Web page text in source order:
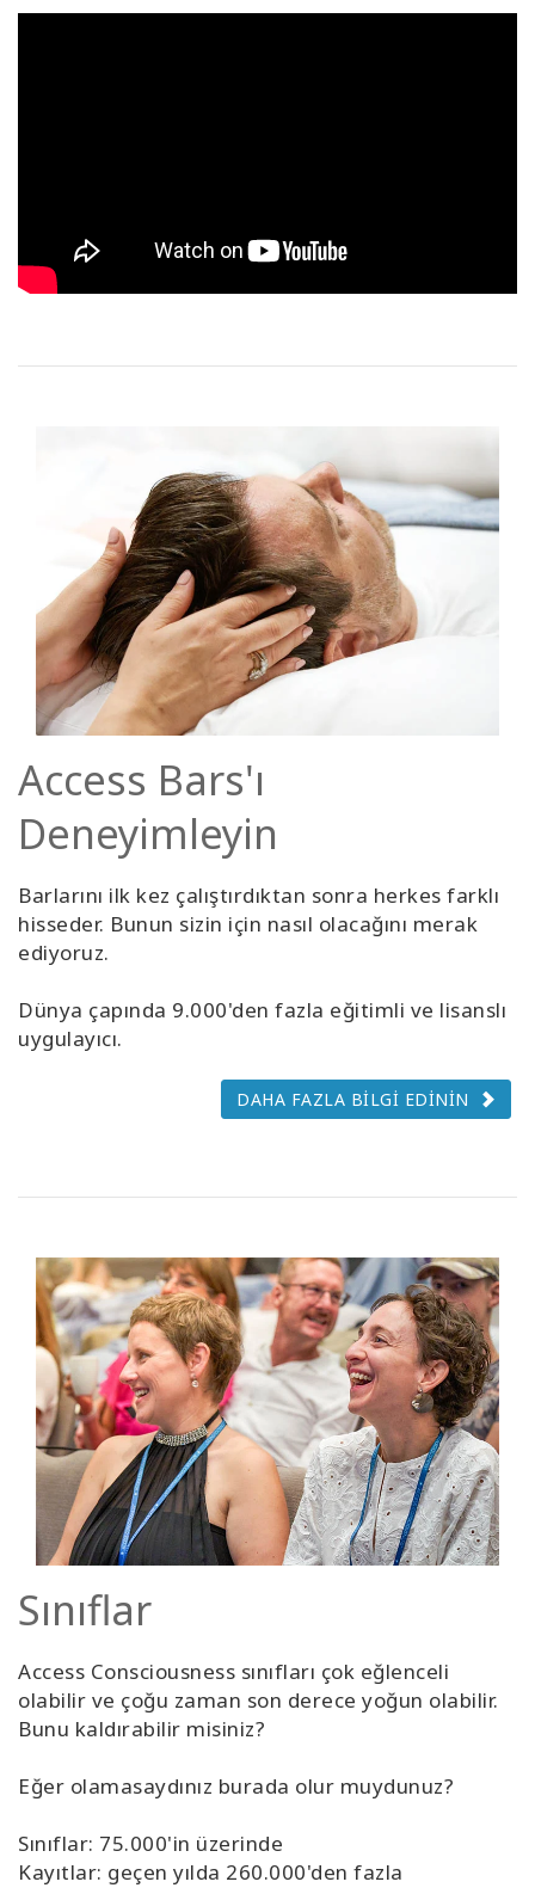
Access Bars'ı
Deneyimleyin
Barlarını ilk kez çalıştırdıktan sonra herkes farklı
hisseder. Bunun sizin için nasıl olacağını merak
ediyoruz.
Dünya çapında 9.000'den fazla eğitimli ve lisanslı
uygulayıcı.
DAHA FAZLA BİLGİ EDİNİN
Sınıflar
Access Consciousness sınıfları çok eğlenceli
olabilir ve çoğu zaman son derece yoğun olabilir.
Bunu kaldırabilir misiniz?
Eğer olamasaydınız burada olur muydunuz?
Sınıflar: 75.000'in üzerinde
Kayıtlar: geçen yılda 260.000'den fazla